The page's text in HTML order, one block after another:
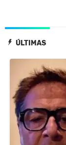
ÚLTIMAS